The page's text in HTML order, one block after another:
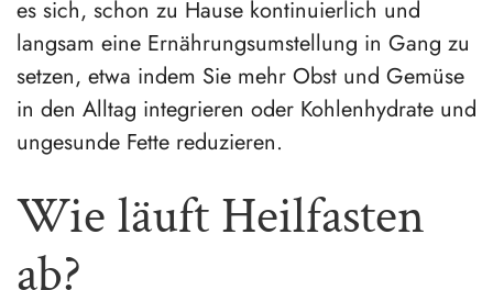
es sich, schon zu Hause kontinuierlich und
langsam eine Ernährungsumstellung in Gang zu
setzen, etwa indem Sie mehr Obst und Gemüse
in den Alltag integrieren oder Kohlenhydrate und
ungesunde Fette reduzieren.
Wie läuft Heilfasten
ab?